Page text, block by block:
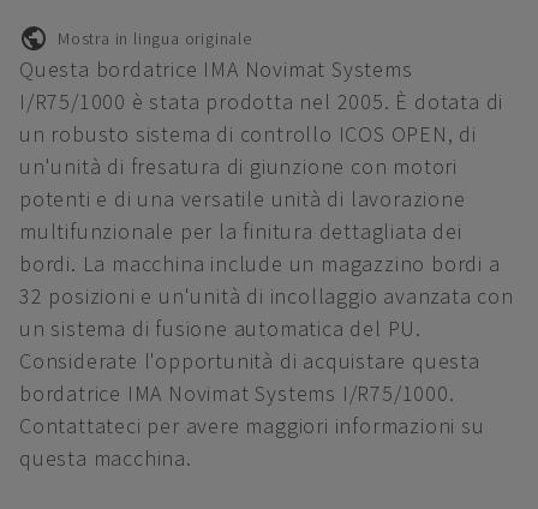
Mostra in lingua originale
Questa bordatrice IMA Novimat Systems
I/R75/1000 è stata prodotta nel 2005. È dotata di
un robusto sistema di controllo ICOS OPEN, di
un'unità di fresatura di giunzione con motori
potenti e di una versatile unità di lavorazione
multifunzionale per la finitura dettagliata dei
bordi. La macchina include un magazzino bordi a
32 posizioni e un'unità di incollaggio avanzata con
un sistema di fusione automatica del PU.
Considerate l'opportunità di acquistare questa
bordatrice IMA Novimat Systems I/R75/1000.
Contattateci per avere maggiori informazioni su
questa macchina.